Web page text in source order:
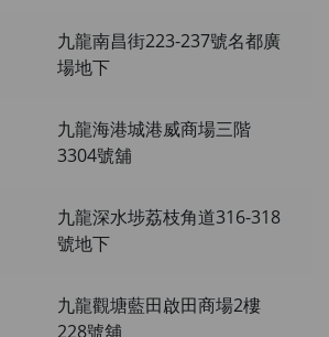
九龍南昌街223-237號名都廣
場地下
九龍海港城港威商場三階
3304號舖
九龍深水埗荔枝角道316-318
號地下
九龍觀塘藍田啟田商場2樓
228號舖